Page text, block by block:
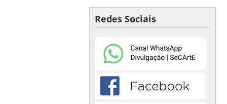
Redes Sociais